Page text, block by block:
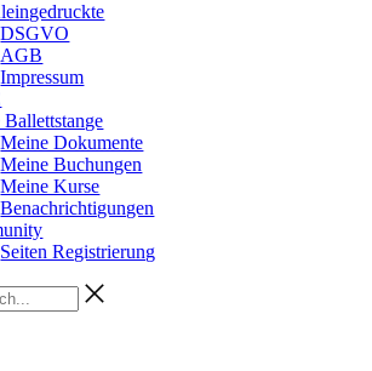
DSGVO
AGB
Impressum
Meine Dokumente
Meine Buchungen
Meine Kurse
Benachrichtigungen
Seiten Registrierung